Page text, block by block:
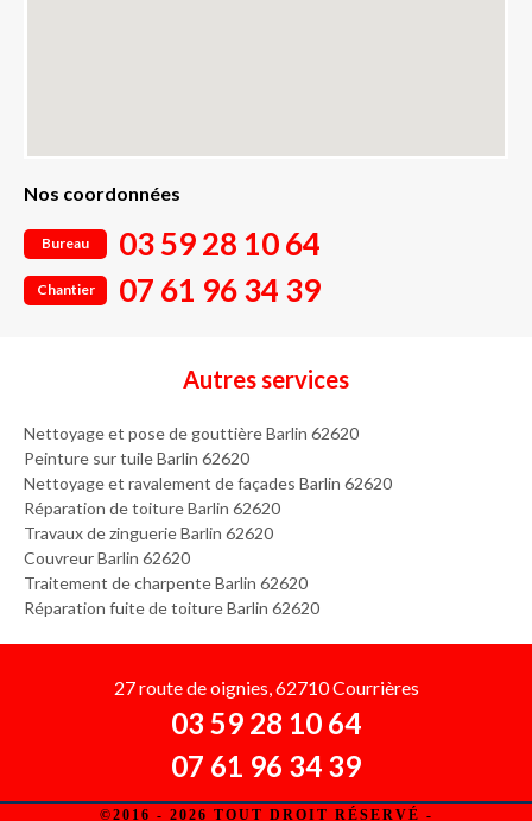
Nos coordonnées
Bureau 03 59 28 10 64
Chantier 07 61 96 34 39
Autres services
Nettoyage et pose de gouttière Barlin 62620
Peinture sur tuile Barlin 62620
Nettoyage et ravalement de façades Barlin 62620
Réparation de toiture Barlin 62620
Travaux de zinguerie Barlin 62620
Couvreur Barlin 62620
Traitement de charpente Barlin 62620
Réparation fuite de toiture Barlin 62620
27 route de oignies, 62710 Courrières
03 59 28 10 64
07 61 96 34 39
©2016 - 2026 TOUT DROIT RÉSERVÉ -